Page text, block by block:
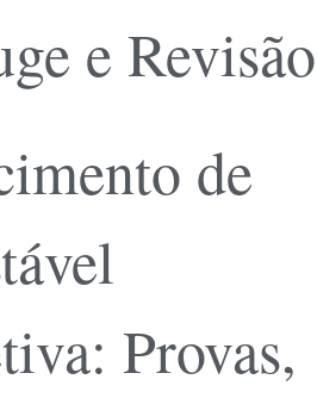
e Revisão
de
Provas,